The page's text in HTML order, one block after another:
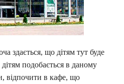
здається, що дітям тут буде
подобається в даному
відпочити в кафе, що